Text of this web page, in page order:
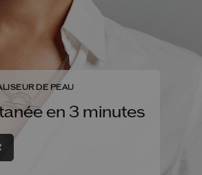
DE PEAU
en 3 minutes